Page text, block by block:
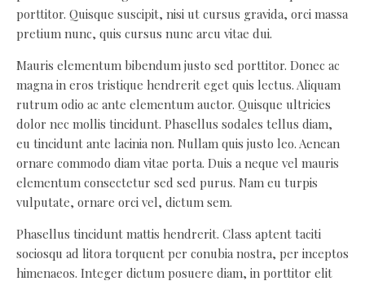
porttitor. Quisque suscipit, nisi ut cursus gravida, orci massa
pretium nunc, quis cursus nunc arcu vitae dui.
Mauris elementum bibendum justo sed porttitor. Donec ac
magna in eros tristique hendrerit eget quis lectus. Aliquam
rutrum odio ac ante elementum auctor. Quisque ultricies
dolor nec mollis tincidunt. Phasellus sodales tellus diam,
eu tincidunt ante lacinia non. Nullam quis justo leo. Aenean
ornare commodo diam vitae porta. Duis a neque vel mauris
elementum consectetur sed sed purus. Nam eu turpis
vulputate, ornare orci vel, dictum sem.
Phasellus tincidunt mattis hendrerit. Class aptent taciti
sociosqu ad litora torquent per conubia nostra, per inceptos
himenaeos. Integer dictum posuere diam, in porttitor elit